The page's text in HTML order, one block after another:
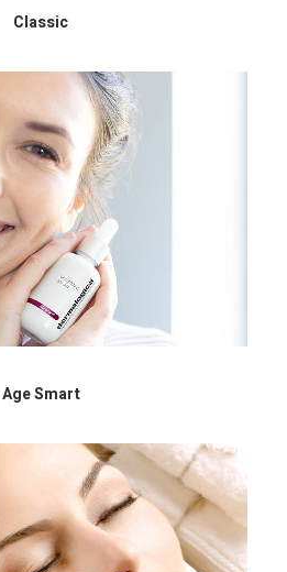
Classic
Age Smart